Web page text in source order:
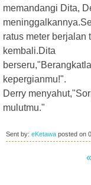
memandangi Dita,
ratus meter berjalan
kembali.Dita
kepergianmu!".
Derry
mulutmu."
Sent by: eKetawa posted on